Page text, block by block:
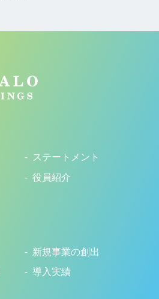
ステートメント
役員紹介
新規事業の創出
導入実績